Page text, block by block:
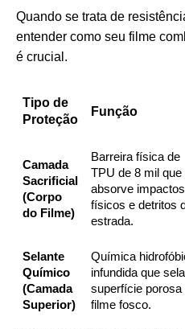
Quando se trata de
entender como seu filme
é crucial.
Tipo de
Proteção
Função
Camada
Sacrificial
(Corpo
do Filme)
Barreira física de
TPU de 8 mil que
absorve impactos
físicos e detritos
estrada.
Selante
Químico
(Camada
Superior)
Química
infundida que
superfície porosa
filme fosco.